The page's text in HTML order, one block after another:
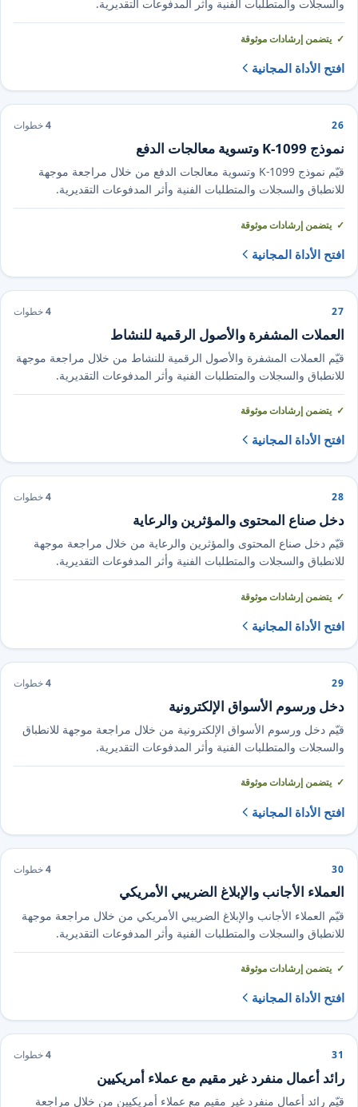
والسجلات والمتطلبات الفنية وأثر المدفوعات التقديرية.
يتضمن إرشادات موثوقة
افتح الأداة المجانية
26
4خطوات
نموذج 1099-K وتسوية معالجات الدفع
قيّم نموذج 1099-K وتسوية معالجات الدفع من خلال مراجعة موجهة
للانطباق والسجلات والمتطلبات الفنية وأثر المدفوعات التقديرية.
يتضمن إرشادات موثوقة
افتح الأداة المجانية
27
4خطوات
العملات المشفرة والأصول الرقمية للنشاط
قيّم العملات المشفرة والأصول الرقمية للنشاط من خلال مراجعة موجهة
للانطباق والسجلات والمتطلبات الفنية وأثر المدفوعات التقديرية.
يتضمن إرشادات موثوقة
افتح الأداة المجانية
28
4خطوات
دخل صناع المحتوى والمؤثرين والرعاية
قيّم دخل صناع المحتوى والمؤثرين والرعاية من خلال مراجعة موجهة
للانطباق والسجلات والمتطلبات الفنية وأثر المدفوعات التقديرية.
يتضمن إرشادات موثوقة
افتح الأداة المجانية
29
4خطوات
دخل ورسوم الأسواق الإلكترونية
قيّم دخل ورسوم الأسواق الإلكترونية من خلال مراجعة موجهة للانطباق
والسجلات والمتطلبات الفنية وأثر المدفوعات التقديرية.
يتضمن إرشادات موثوقة
افتح الأداة المجانية
30
4خطوات
العملاء الأجانب والإبلاغ الضريبي الأمريكي
قيّم العملاء الأجانب والإبلاغ الضريبي الأمريكي من خلال مراجعة موجهة
للانطباق والسجلات والمتطلبات الفنية وأثر المدفوعات التقديرية.
يتضمن إرشادات موثوقة
افتح الأداة المجانية
31
4خطوات
رائد أعمال منفرد غير مقيم مع عملاء أمريكيين
قيّم رائد أعمال منفرد غير مقيم مع عملاء أمريكيين من خلال مراجعة